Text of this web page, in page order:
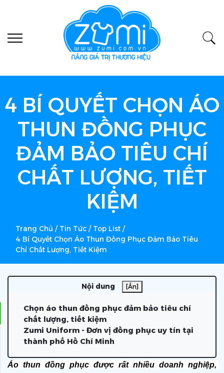
4 BÍ QUYẾT CHỌN ÁO
THUN ĐỒNG PHỤC
ĐẢM BẢO TIÊU CHÍ
CHẤT LƯỢNG, TIẾT
KIỆM
Trang Chủ / Tin Tức / Top List /
4 Bí Quyết Chọn Áo Thun Đồng Phục Đảm Bảo Tiêu
Chí Chất Lượng, Tiết Kiệm
Nội dung [Ẩn]
Chọn áo thun đồng phục đảm bảo tiêu chí
chất lượng, tiết kiệm
Zumi Uniform - Đơn vị đồng phục uy tín tại
thành phố Hồ Chí Minh
Áo thun đồng phục được rất nhiều doanh nghiệp,